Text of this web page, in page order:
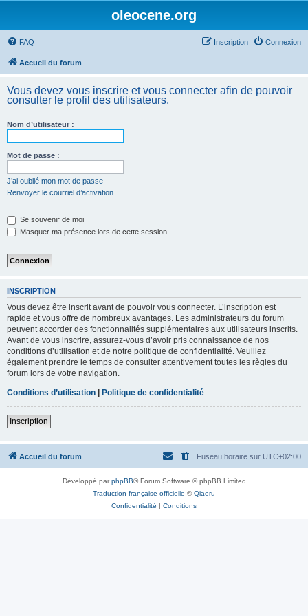
oleocene.org
FAQ Connexion
Inscription
Accueil du forum
Vous devez vous inscrire et vous connecter afin de pouvoir
consulter le profil des utilisateurs.
Nom d’utilisateur :
Mot de passe :
J’ai oublié mon mot de passe
Renvoyer le courriel d’activation
Se souvenir de moi
Masquer ma présence lors de cette session
INSCRIPTION
Vous devez être inscrit avant de pouvoir vous connecter. L’inscription est
rapide et vous offre de nombreux avantages. Les administrateurs du forum
peuvent accorder des fonctionnalités supplémentaires aux utilisateurs inscrits.
Avant de vous inscrire, assurez-vous d’avoir pris connaissance de nos
conditions d’utilisation et de notre politique de confidentialité. Veuillez
également prendre le temps de consulter attentivement toutes les règles du
forum lors de votre navigation.
Conditions d’utilisation | Politique de confidentialité
Inscription
Accueil du forum Fuseau horaire sur UTC+02:00
Développé parphpBB® Forum Software © phpBB Limited
Traduction française officielle ©Qiaeru
Confidentialité | Conditions